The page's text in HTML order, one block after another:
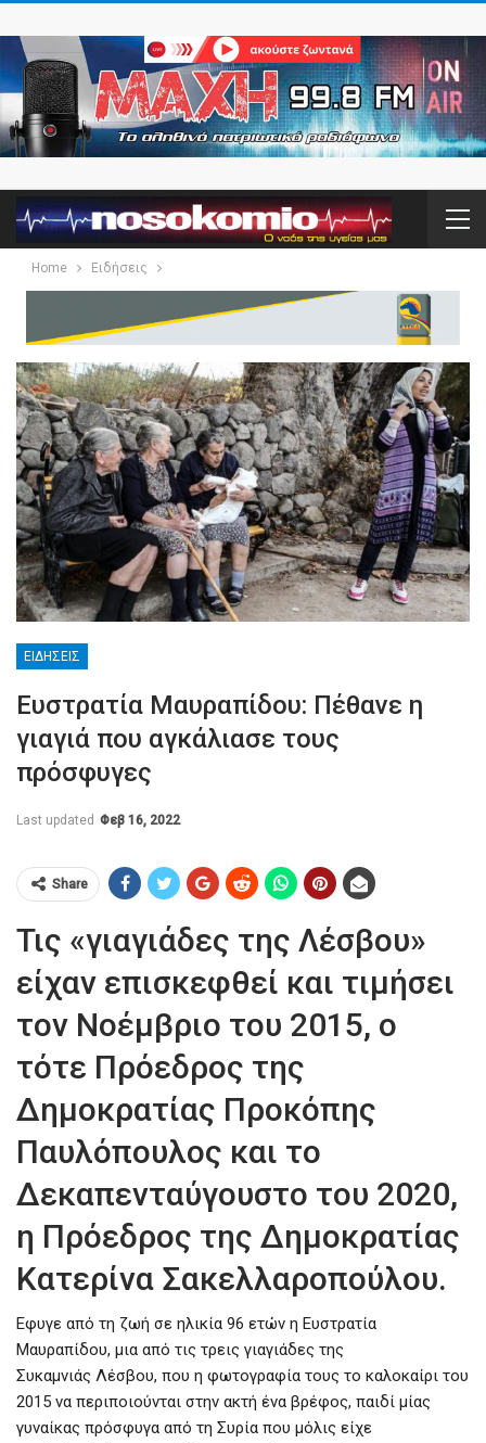
Home Ειδήσεις
ΕΙΔΉΣΕΙΣ
Ευστρατία Μαυραπίδου: Πέθανε η
γιαγιά που αγκάλιασε τους
πρόσφυγες
Last updated Φεβ 16, 2022
Share
Τις «γιαγιάδες της Λέσβου»
είχαν επισκεφθεί και τιμήσει
τον Νοέμβριο του 2015, ο
τότε Πρόεδρος της
Δημοκρατίας Προκόπης
Παυλόπουλος και το
Δεκαπενταύγουστο του 2020,
η Πρόεδρος της Δημοκρατίας
Κατερίνα Σακελλαροπούλου.
Εφυγε από τη ζωή σε ηλικία 96 ετών η Ευστρατία
Μαυραπίδου, μια από τις τρεις γιαγιάδες της
Συκαμνιάς Λέσβου, που η φωτογραφία τους το καλοκαίρι του
2015 να περιποιούνται στην ακτή ένα βρέφος, παιδί μίας
γυναίκας πρόσφυγα από τη Συρία που μόλις είχε